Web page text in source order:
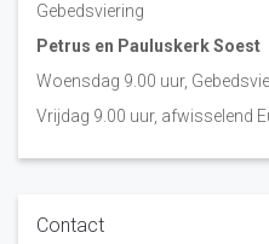
Gebedsviering
Petrus en Pauluskerk Soest
Woensdag 9.00 uur,
Vrijdag 9.00 uur, afwisselend
Contact